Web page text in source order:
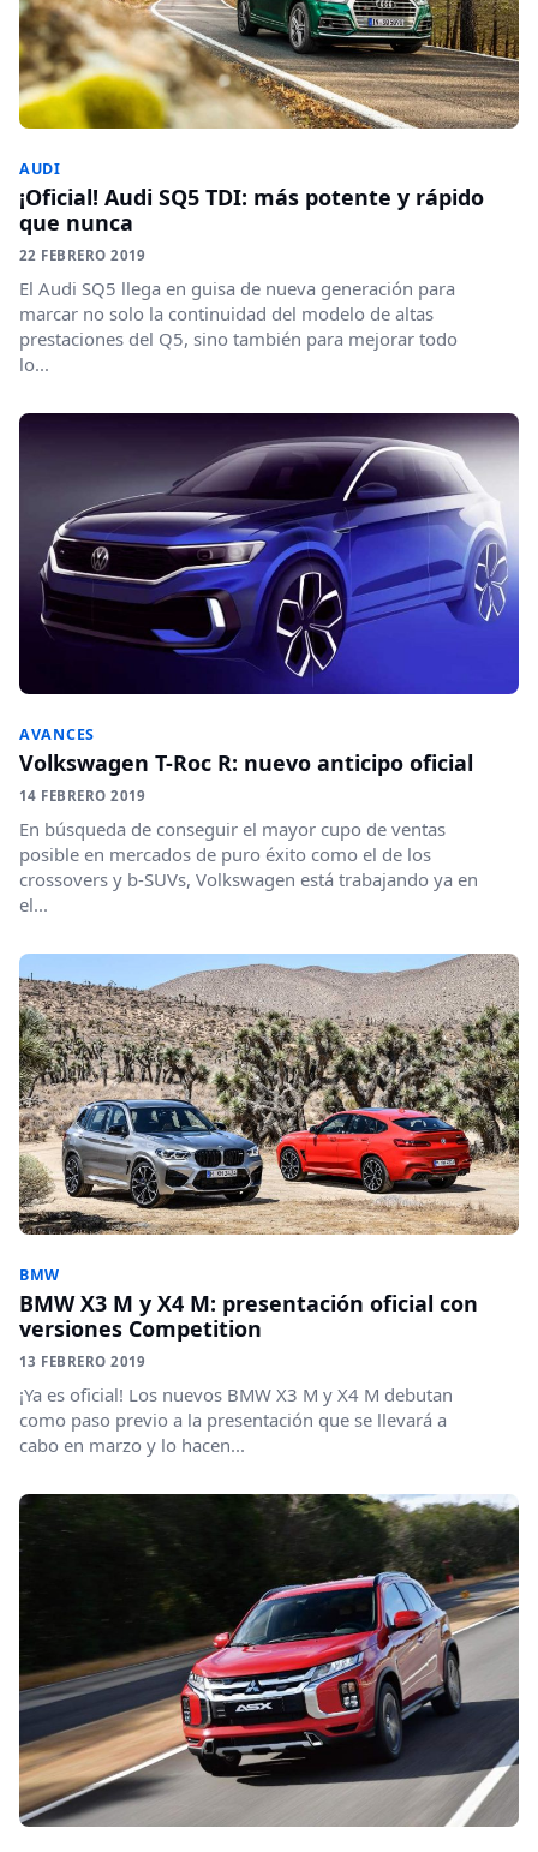
AUDI
¡Oficial! Audi SQ5 TDI: más potente y rápido
que nunca
22 FEBRERO 2019
El Audi SQ5 llega en guisa de nueva generación para
marcar no solo la continuidad del modelo de altas
prestaciones del Q5, sino también para mejorar todo
lo...
AVANCES
Volkswagen T-Roc R: nuevo anticipo oficial
14 FEBRERO 2019
En búsqueda de conseguir el mayor cupo de ventas
posible en mercados de puro éxito como el de los
crossovers y b-SUVs, Volkswagen está trabajando ya en
el...
BMW
BMW X3 M y X4 M: presentación oficial con
versiones Competition
13 FEBRERO 2019
¡Ya es oficial! Los nuevos BMW X3 M y X4 M debutan
como paso previo a la presentación que se llevará a
cabo en marzo y lo hacen...